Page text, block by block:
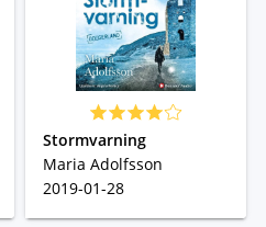
Stormvarning
Maria Adolfsson
2019-01-28